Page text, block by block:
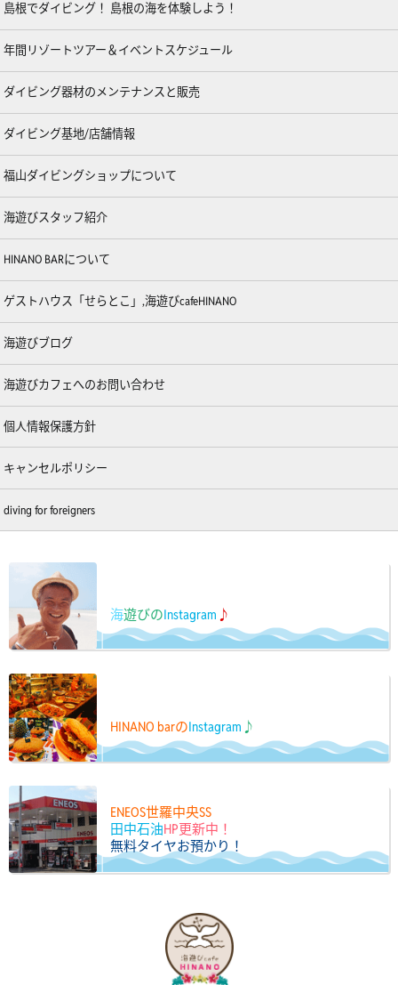
島根でダイビング！ 島根の海を体験しよう！
年間リゾートツアー＆イベントスケジュール
ダイビング器材のメンテナンスと販売
ダイビング基地/店舗情報
福山ダイビングショップについて
海遊びスタッフ紹介
HINANO BARについて
ゲストハウス「せらとこ」,海遊びcafeHINANO
海遊びブログ
海遊びカフェへのお問い合わせ
個人情報保護方針
キャンセルポリシー
diving for foreigners
海遊びのInstagram ♪
HINANO barのInstagram ♪
ENEOS世羅中央SS
田中石油HP更新中！
無料タイヤお預かり！